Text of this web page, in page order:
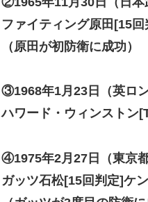
ファイティング原田[15
（原田が初防衛に成功）
③1968年1月23日（英ロ
ハワード・ウィンストン
④1975年2月27日（東京
ガッツ石松[15回判定]ケ